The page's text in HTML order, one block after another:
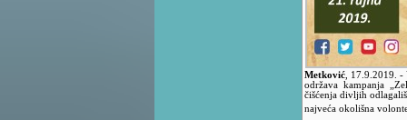
Metković 17.9.2019. -
održava kampanja
čišćenja divljih
najveća okolišna